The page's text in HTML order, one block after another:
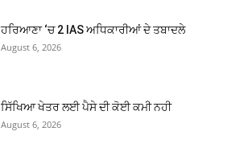
ਹਰਿਆਣਾ ‘ਚ 2 IAS ਅਧਿਕਾਰੀਆਂ ਦੇ ਤਬਾਦਲੇ
August 6, 2026
ਸਿੱਖਿਆ ਖੇਤਰ ਲਈ ਪੈਸੇ ਦੀ ਕੋਈ ਕਮੀ ਨਹੀ
August 6, 2026